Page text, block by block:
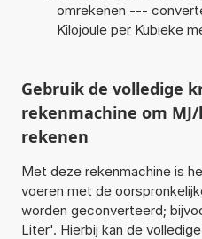
omrekenen ---
Kilojoule per Kubieke
Gebruik de volledige
rekenmachine om
rekenen
Met deze rekenmachine is
voeren met de
worden geconverteerd;
Liter'. Hierbij kan de